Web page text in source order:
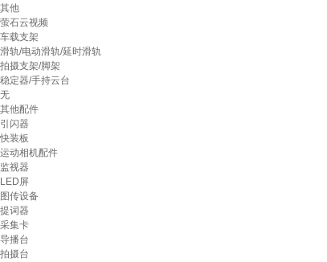
其他
萤石云视频
车载支架
滑轨/电动滑轨/延时滑轨
拍摄支架/脚架
稳定器/手持云台
无
其他配件
引闪器
快装板
运动相机配件
监视器
LED屏
图传设备
提词器
采集卡
导播台
拍摄台